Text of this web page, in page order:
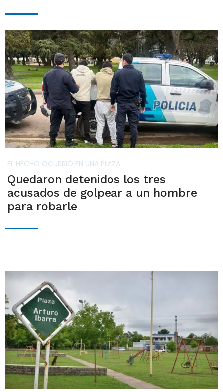
EL HECHO OCURRIÓ EN UNA PLAZA
Quedaron detenidos los tres
acusados de golpear a un hombre
para robarle